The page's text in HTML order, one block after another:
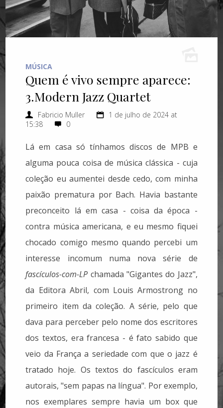
MÚSICA
Quem é vivo sempre aparece:
3.Modern Jazz Quartet
Fabricio Muller
1 de julho de 2024 at
15:38
0
Lá em casa só tínhamos discos de MPB e
alguma pouca coisa de música clássica - cuja
coleção eu aumentei desde cedo, com minha
paixão prematura por Bach. Havia bastante
preconceito lá em casa - coisa da época -
contra música americana, e eu mesmo fiquei
chocado comigo mesmo quando percebi um
interesse incomum numa nova série de
fascículos-com-LP chamada "Gigantes do Jazz",
da Editora Abril, com Louis Armostrong no
primeiro item da coleção. A série, pelo que
dava para perceber pelo nome dos escritores
dos textos, era francesa - é fato sabido que
veio da França a seriedade com que o jazz é
tratado hoje. Os textos do fascículos eram
autorais, "sem papas na língua". Por exemplo,
nos exemplares sempre havia um box que